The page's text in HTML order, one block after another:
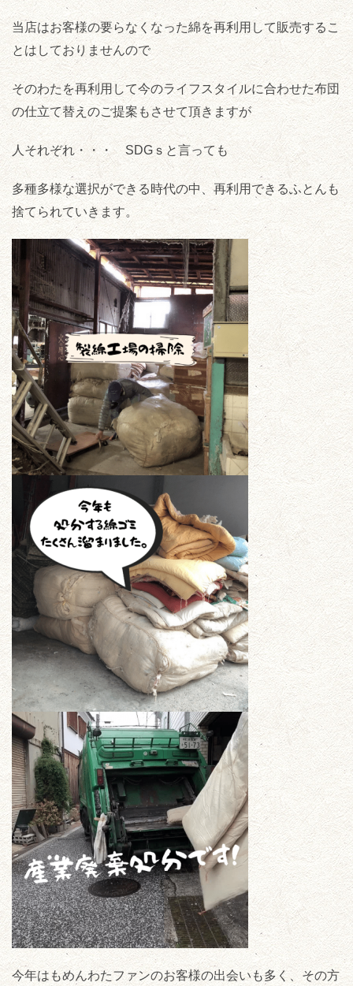
当店はお客様の要らなくなった綿を再利用して販売するこ
とはしておりませんので
そのわたを再利用して今のライフスタイルに合わせた布団
の仕立て替えのご提案もさせて頂きますが
人それぞれ・・・ SDGｓと言っても
多種多様な選択ができる時代の中、再利用できるふとんも
捨てられていきます。
今年はもめんわたファンのお客様の出会いも多く、その方